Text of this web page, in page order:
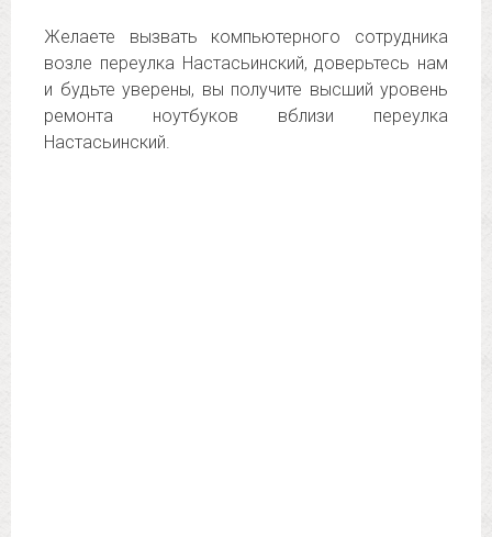
Желаете вызвать компьютерного сотрудника
возле переулка Настасьинский, доверьтесь нам
и будьте уверены, вы получите высший уровень
ремонта ноутбуков вблизи переулка
Настасьинский.